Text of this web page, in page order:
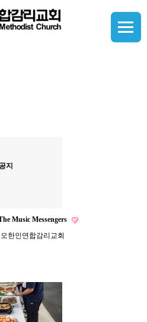
공지
Music Messengers
한인연합감리교회